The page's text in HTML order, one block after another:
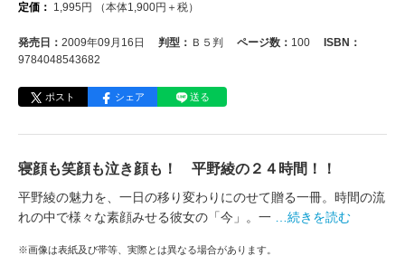
定価： 1,995 円 （本体1,900円＋税）
発売日： 2009年09月16日 判型： Ｂ５判 ページ数： 100
ISBN：
9784048543682
ポスト シェア 送る
寝顔も笑顔も泣き顔も！ 平野綾の２４時間！！
平野綾の魅力を、一日の移り変わりにのせて贈る一冊。時間の流
れの中で様々な素顔みせる彼女の「今」。一
…続きを読む
※画像は表紙及び帯等、実際とは異なる場合があります。